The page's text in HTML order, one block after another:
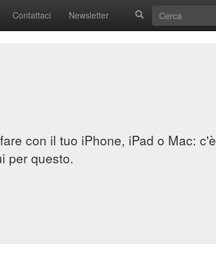
Contattaci Newsletter
con il tuo iPhone, iPad o Mac: c'è
per questo.